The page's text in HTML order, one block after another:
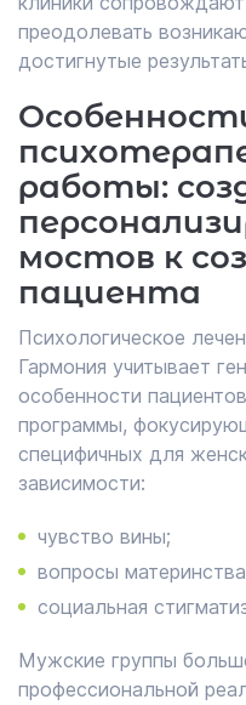
преодолевать
достигнутые
работы:
мостов к
пациента
Психологическое
Гармония учитывает
особенности
программы,
специфичных для
зависимости:
чувство вины;
вопросы
социальная
Мужские группы
профессиональной